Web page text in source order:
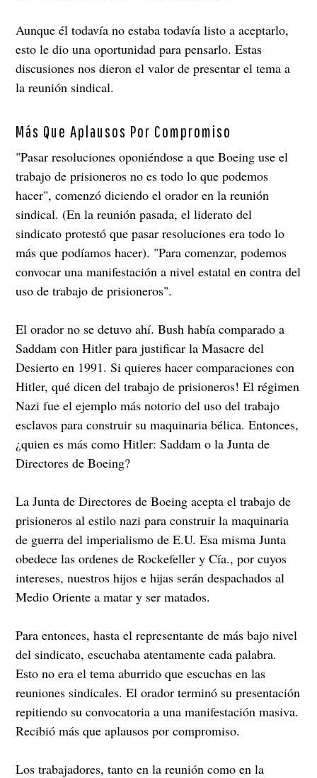
Aunque él todavía no estaba todavía listo a aceptarlo,
esto le dio una oportunidad para pensarlo. Estas
discusiones nos dieron el valor de presentar el tema a
la reunión sindical.
Más Que Aplausos Por Compromiso
"Pasar resoluciones oponiéndose a que Boeing use el
trabajo de prisioneros no es todo lo que podemos
hacer", comenzó diciendo el orador en la reunión
sindical. (En la reunión pasada, el liderato del
sindicato protestó que pasar resoluciones era todo lo
más que podíamos hacer). "Para comenzar, podemos
convocar una manifestación a nivel estatal en contra del
uso de trabajo de prisioneros".
El orador no se detuvo ahí. Bush había comparado a
Saddam con Hitler para justificar la Masacre del
Desierto en 1991. Si quieres hacer comparaciones con
Hitler, qué dicen del trabajo de prisioneros! El régimen
Nazi fue el ejemplo más notorio del uso del trabajo
esclavos para construir su maquinaria bélica. Entonces,
¿quien es más como Hitler: Saddam o la Junta de
Directores de Boeing?
La Junta de Directores de Boeing acepta el trabajo de
prisioneros al estilo nazi para construir la maquinaria
de guerra del imperialismo de E.U. Esa misma Junta
obedece las ordenes de Rockefeller y Cía., por cuyos
intereses, nuestros hijos e hijas serán despachados al
Medio Oriente a matar y ser matados.
Para entonces, hasta el representante de más bajo nivel
del sindicato, escuchaba atentamente cada palabra.
Esto no era el tema aburrido que escuchas en las
reuniones sindicales. El orador terminó su presentación
repitiendo su convocatoria a una manifestación masiva.
Recibió más que aplausos por compromiso.
Los trabajadores, tanto en la reunión como en la